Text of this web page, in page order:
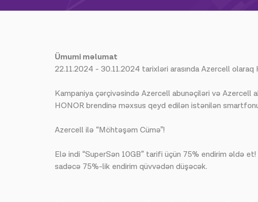
Ümumi məlumat
22.11.2024 - 30.11.2024 tarixləri arasında Azercell
Kampaniya çərçivəsində Azercell abunəçiləri və Azercell
HONOR brendinə məxsus qeyd edilən istənilən
Azercell ilə “Möhtəşəm Cümə”!
Elə indi “SuperSən 10GB” tarifi üçün 75% endirim əldə
sadəcə 75%-lik endirim qüvvədən düşəcək.